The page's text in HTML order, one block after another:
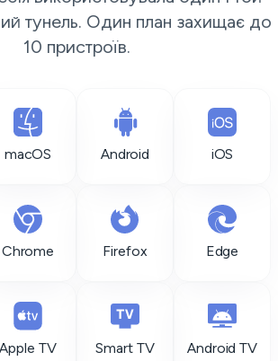
тунель. Один план захищає до
10 пристроїв.
macOS Android iOS
Chrome Firefox Edge
Apple TV Smart TV Android TV